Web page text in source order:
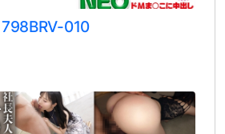
798BRV-010